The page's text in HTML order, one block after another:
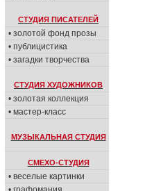
СТУДИЯ ПИСАТЕЛЕЙ
• золотой фонд прозы
• публицистика
• загадки творчества
СТУДИЯ ХУДОЖНИКОВ
• золотая коллекция
• мастер-класс
МУЗЫКАЛЬНАЯ СТУДИЯ
СМЕХО-СТУДИЯ
• веселые картинки